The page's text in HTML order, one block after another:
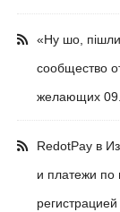
«Ну шо,
сообщество
желающих
RedotPay в
и платежи по
регистрацией